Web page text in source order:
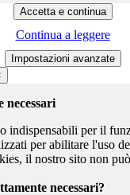
Continua a leggere
necessari
indispensabili per il
per abilitare l'uso
il nostro sito non
necessari?